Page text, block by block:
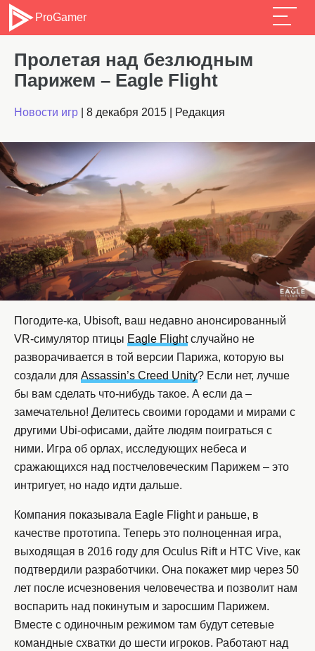
ProGamer
Пролетая над безлюдным
Парижем – Eagle Flight
Новости игр 8 декабря 2015 Редакция
Погодите-ка, Ubisoft, ваш недавно анонсированный
VR-симулятор птицы Eagle Flightслучайно не
разворачивается в той версии Парижа, которую вы
создали для Assassin’s Creed Unity? Если нет, лучше
бы вам сделать что-нибудь такое. А если да –
замечательно! Делитесь своими городами и мирами с
другими Ubi-офисами, дайте людям поиграться с
ними. Игра об орлах, исследующих небеса и
сражающихся над постчеловеческим Парижем – это
интригует, но надо идти дальше.
Компания показывала Eagle Flight и раньше, в
качестве прототипа. Теперь это полноценная игра,
выходящая в 2016 году для Oculus Rift и HTC Vive, как
подтвердили разработчики. Она покажет мир через 50
лет после исчезновения человечества и позволит нам
воспарить над покинутым и заросшим Парижем.
Вместе с одиночным режимом там будут сетевые
командные схватки до шести игроков. Работают над